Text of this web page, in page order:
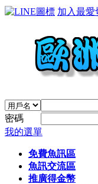
加入最愛
密碼
我的選單
免費魚訊區
魚訊交流區
推廣得金幣